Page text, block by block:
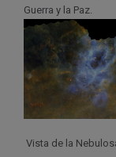
Guerra y la Paz.
Vista de la